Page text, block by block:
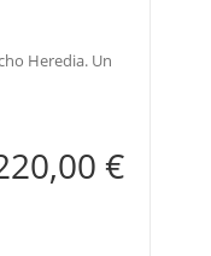
Heredia. Un
€